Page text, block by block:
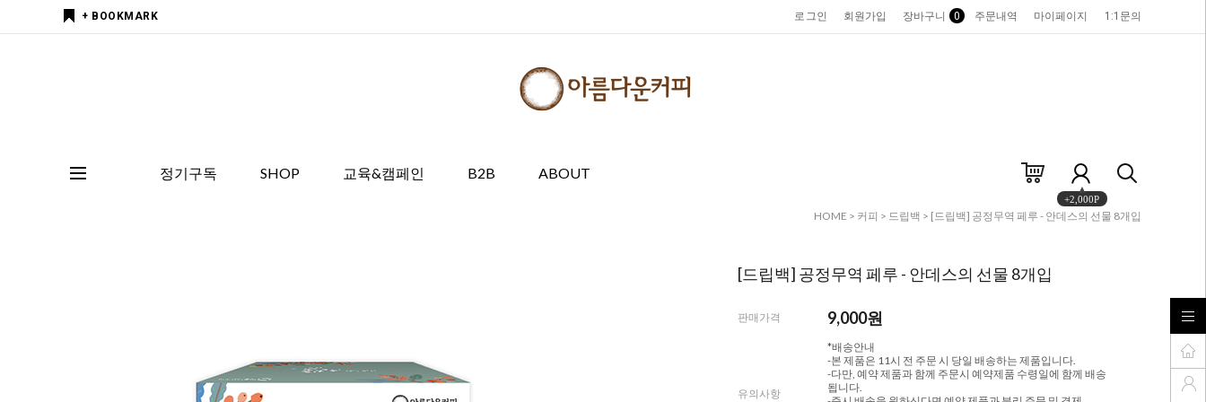
+ BOOKMARK 로그인 회원가입 장바구니 0 주문내역 마이페이지 1:1문의
정기구독 SHOP 교육&캠페인 B2B ABOUT
+2,000P
HOME > 커피 > 드립백 > [드립백] 공정무역 페루 - 안데스의 선물 8개입
[드립백] 공정무역 페루 - 안데스의 선물 8개입
판매가격 9,000원
유의사항
*배송안내
-본 제품은 11시 전 주문 시 당일 배송하는 제품입니다.
-다만, 예약 제품과 함께 주문시 예약제품 수령일에 함께 배송
됩니다.